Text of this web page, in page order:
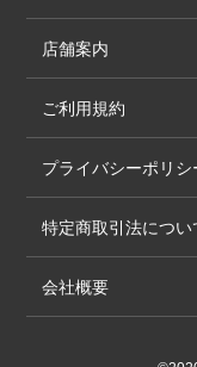
店舗案内
ご利用規約
プライバシーポリシ
特定商取引法につい
会社概要